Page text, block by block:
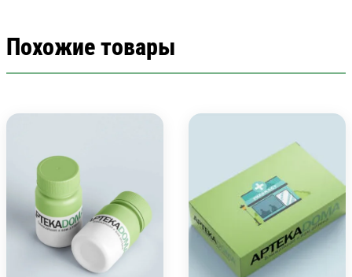
Похожие товары